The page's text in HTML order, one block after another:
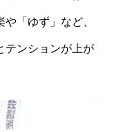
「ゆず」など、
テンションが上が